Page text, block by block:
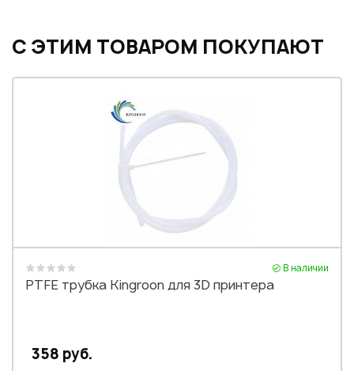
С ЭТИМ ТОВАРОМ ПОКУПАЮТ
В наличии
PTFE трубка Kingroon для 3D принтера
358 руб.